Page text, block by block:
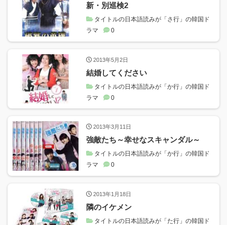
新・別巡検2
タイトルの日本語読みが「さ行」の韓国ド
ラマ
0
2013年5月2日
結婚してください
タイトルの日本語読みが「か行」の韓国ド
ラマ
0
2013年3月11日
強敵たち～幸せなスキャンダル～
タイトルの日本語読みが「か行」の韓国ド
ラマ
0
2013年1月18日
隣のイケメン
タイトルの日本語読みが「た行」の韓国ド